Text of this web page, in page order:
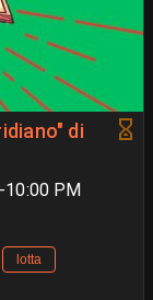
di
10:00 PM
lotta